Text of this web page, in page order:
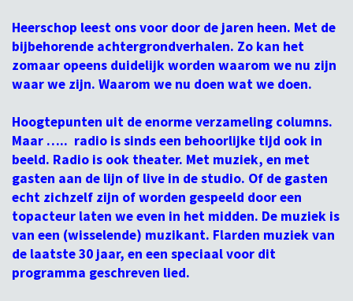
Heerschop leest ons voor door de jaren heen. Met de
bijbehorende achtergrondverhalen. Zo kan het
zomaar opeens duidelijk worden waarom we nu zijn
waar we zijn. Waarom we nu doen wat we doen.
Hoogtepunten uit de enorme verzameling columns.
Maar ….. radio is sinds een behoorlijke tijd ook in
beeld. Radio is ook theater. Met muziek, en met
gasten aan de lijn of live in de studio. Of de gasten
echt zichzelf zijn of worden gespeeld door een
topacteur laten we even in het midden. De muziek is
van een (wisselende) muzikant. Flarden muziek van
de laatste 30 jaar, en een speciaal voor dit
programma geschreven lied.